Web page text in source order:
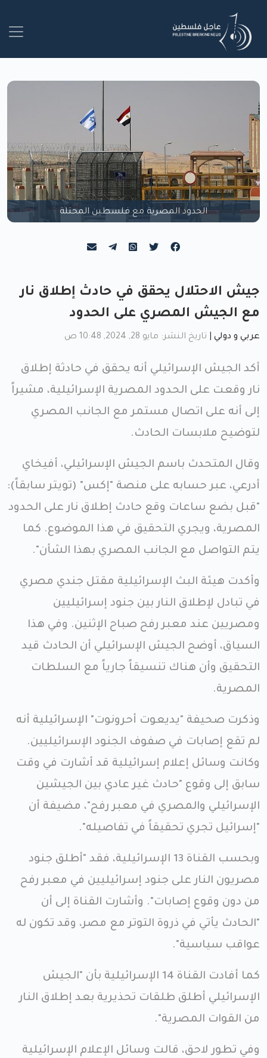
الحدود المصرية مع فلسطين المحتلة
جيش الاحتلال يحقق في حادث إطلاق نار
مع الجيش المصري على الحدود
عربي و دولي تاريخ النشر: مايو 28, 2024, 10:48 ص
أكد الجيش الإسرائيلي أنه يحقق في حادثة إطلاق
نار وقعت على الحدود المصرية الإسرائيلية، مشيراً
إلى أنه على اتصال مستمر مع الجانب المصري
لتوضيح ملابسات الحادث.
وقال المتحدث باسم الجيش الإسرائيلي، أفيخاي
أدرعي، عبر حسابه على منصة "إكس" (تويتر سابقاً):
"قبل بضع ساعات وقع حادث إطلاق نار على الحدود
المصرية، ويجري التحقيق في هذا الموضوع. كما
يتم التواصل مع الجانب المصري بهذا الشأن".
وأكدت هيئة البث الإسرائيلية مقتل جندي مصري
في تبادل لإطلاق النار بين جنود إسرائيليين
ومصريين عند معبر رفح صباح الإثنين. وفي هذا
السياق، أوضح الجيش الإسرائيلي أن الحادث قيد
التحقيق وأن هناك تنسيقاً جارياً مع السلطات
المصرية.
وذكرت صحيفة "يديعوت أحرونوت" الإسرائيلية أنه
لم تقع إصابات في صفوف الجنود الإسرائيليين.
وكانت وسائل إعلام إسرائيلية قد أشارت في وقت
سابق إلى وقوع "حادث غير عادي بين الجيشين
الإسرائيلي والمصري في معبر رفح"، مضيفة أن
"إسرائيل تجري تحقيقاً في تفاصيله".
وبحسب القناة 13 الإسرائيلية، فقد "أطلق جنود
مصريون النار على جنود إسرائيليين في معبر رفح
من دون وقوع إصابات". وأشارت القناة إلى أن
"الحادث يأتي في ذروة التوتر مع مصر، وقد تكون له
عواقب سياسية".
كما أفادت القناة 14 الإسرائيلية بأن "الجيش
الإسرائيلي أطلق طلقات تحذيرية بعد إطلاق النار
من القوات المصرية".
وفي تطور لاحق، قالت وسائل الإعلام الإسرائيلية